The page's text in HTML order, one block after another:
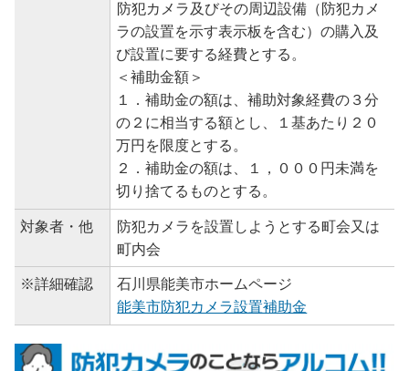
防犯カメラ及びその周辺設備（防犯カメ
ラの設置を示す表示板を含む）の購入及
び設置に要する経費とする。
＜補助金額＞
１．補助金の額は、補助対象経費の３分
の２に相当する額とし、１基あたり２０
万円を限度とする。
２．補助金の額は、１，０００円未満を
切り捨てるものとする。
対象者・他
防犯カメラを設置しようとする町会又は
町内会
※詳細確認
石川県能美市ホームページ
能美市防犯カメラ設置補助金